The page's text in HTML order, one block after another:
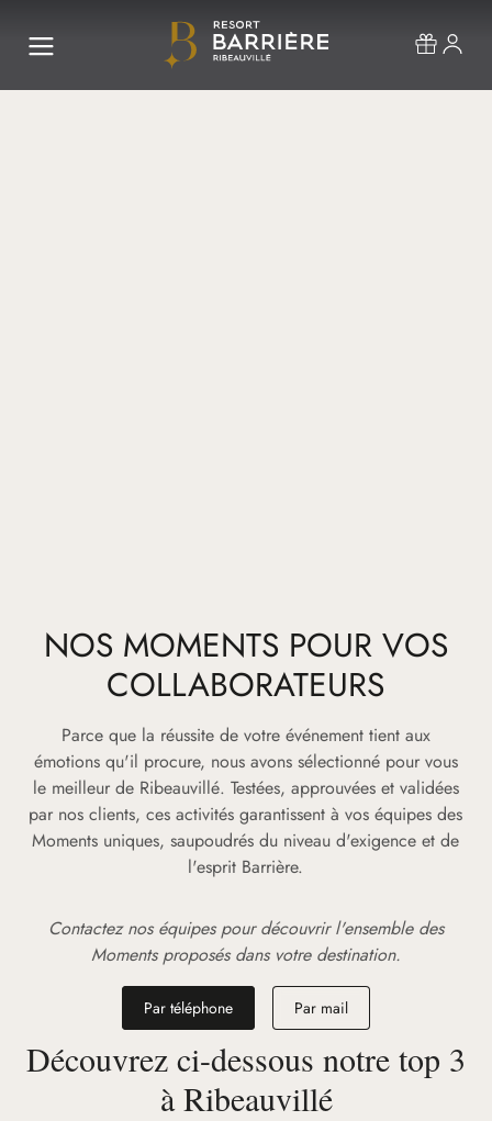
NOS MOMENTS POUR VOS
COLLABORATEURS
Parce que la réussite de votre événement tient aux
émotions qu'il procure, nous avons sélectionné pour vous
le meilleur de Ribeauvillé. Testées, approuvées et validées
par nos clients, ces activités garantissent à vos équipes des
Moments uniques, saupoudrés du niveau d'exigence et de
l'esprit Barrière.
Contactez nos équipes pour découvrir l'ensemble des
Moments proposés dans votre destination.
Par téléphone Par mail
Découvrez ci-dessous notre top 3
à Ribeauvillé